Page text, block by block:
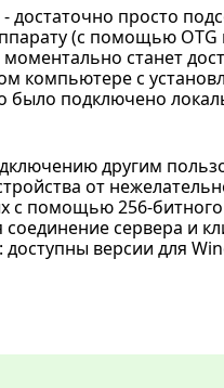
достаточно просто
(с помощью OTG
моментально станет
компьютере с
было подключено
другим
от
помощью 256-битного
сервера и
версии для